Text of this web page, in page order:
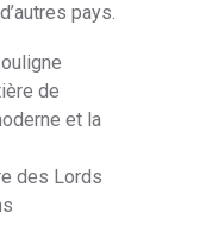
pays.
de
et la
des Lords